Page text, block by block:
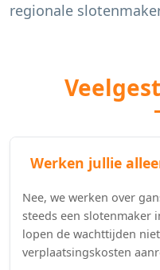
regionale
Werken jullie
Nee, we werken over
steeds een slotenmaker
lopen de wachttijden
verplaatsingskosten